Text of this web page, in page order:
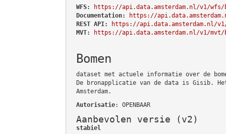
WFS:
https://api.data.amsterdam.nl/v1/wfs/
Documentation:
https://
REST API:
https://api.data.amsterdam.nl/v1/
MVT:
https://api.data.amsterdam.nl/v1/mvt/
Bomen
dataset met actuele informatie over de
De bronapplicatie van de data is Gisib. Het
Amsterdam.
Autorisatie: OPENBAAR
Aanbevolen versie (v2)
stabiel